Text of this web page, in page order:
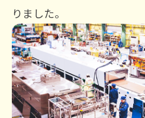
りました。